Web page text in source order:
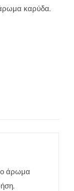
καρύδα.
άρωμα